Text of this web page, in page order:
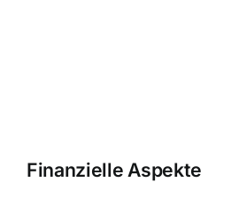
Finanzielle Aspekte